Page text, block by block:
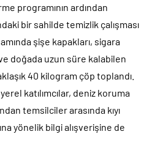
programının ardından
bir sahilde temizlik çalışması
şişe kapakları, sigara
doğada uzun süre kalabilen
40 kilogram çöp toplandı.
katılımcılar, deniz koruma
temsilciler arasında kıyı
yönelik bilgi alışverişine de